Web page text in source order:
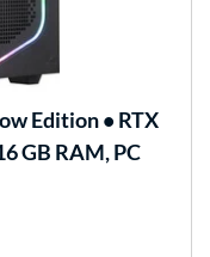
Edition • RTX
GB RAM, PC